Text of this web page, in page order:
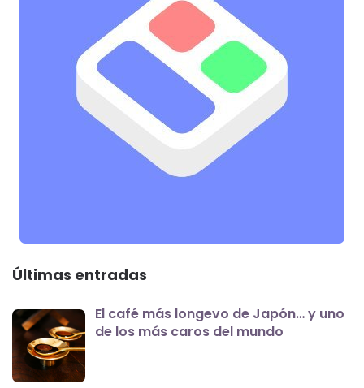
Últimas entradas
El café más longevo de Japón… y uno
de los más caros del mundo